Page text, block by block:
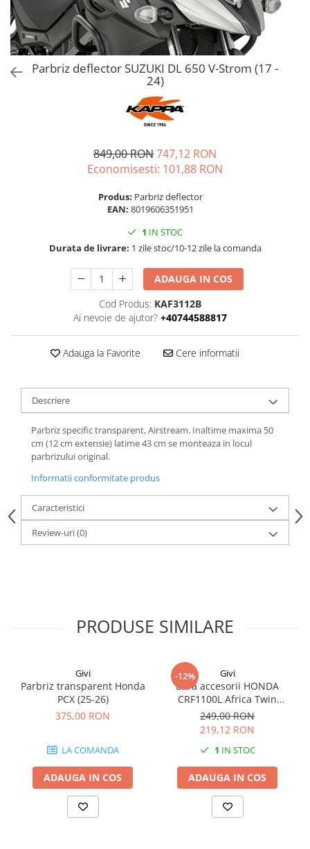
Parbriz deflector SUZUKI DL 650 V-Strom (17 -
24)
849,00 RON747,12 RON
Economisesti: 101,88 RON
Produs: Parbriz deflector
EAN: 8019606351951
1 IN STOC
Durata de livrare: 1 zile stoc/10-12 zile la comanda
ADAUGA IN COS
Cod Produs: KAF3112B
Ai nevoie de ajutor? +40744588817
Adauga la Favorite Cere informatii
Descriere
Parbriz specific transparent, Airstream. Inaltime maxima 50
cm (12 cm extensie) latime 43 cm se monteaza in locul
parbrizului original.
Informatii conformitate produs
Caracteristici
Review-uri(0)
PRODUSE SIMILARE
Givi
Parbriz transparent Honda
PCX (25-26)
375,00 RON
LA COMANDA
ADAUGA IN COS
-12% Givi
Bara accesorii HONDA
CRF1100L Africa Twin
Adventure Sports (20 - 23)
CRF1100L Africa Twin
Adventure Sports (24)
CRF1100L AFRICA TWIN (24)
CRF1100L Africa Twin (20 -
23)
249,00 RON
219,12 RON
1 IN STOC
ADAUGA IN COS